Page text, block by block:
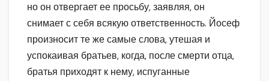
но он отвергает ее просьбу, заявляя, он
снимает с себя всякую ответственность. Йосеф
произносит те же самые слова, утешая и
успокаивая братьев, когда, после смерти отца,
братья приходят к нему, испуганные